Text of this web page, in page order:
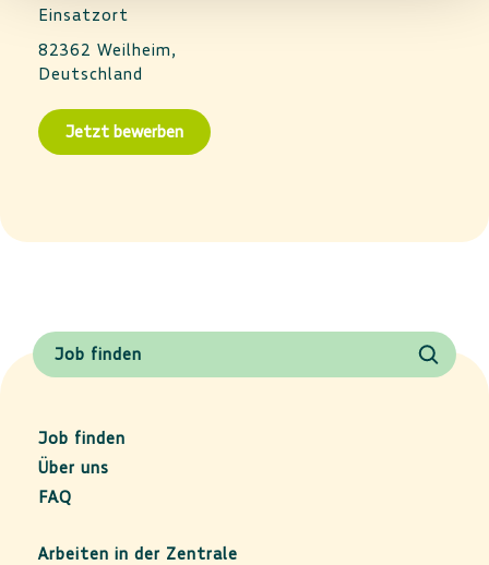
Einsatzort
82362 Weilheim,
Deutschland
Job finden
Job finden
Über uns
FAQ
Arbeiten in der Zentrale